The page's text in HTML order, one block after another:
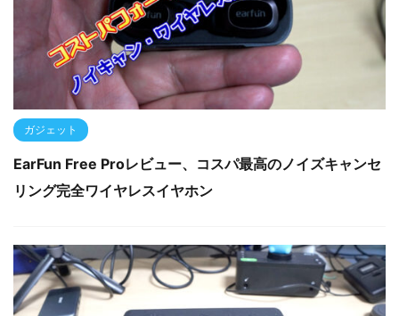
ガジェット
EarFun Free Proレビュー、コスパ最高のノイズキャンセ
リング完全ワイヤレスイヤホン